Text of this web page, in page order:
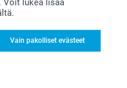
Vain pakolliset evästeet